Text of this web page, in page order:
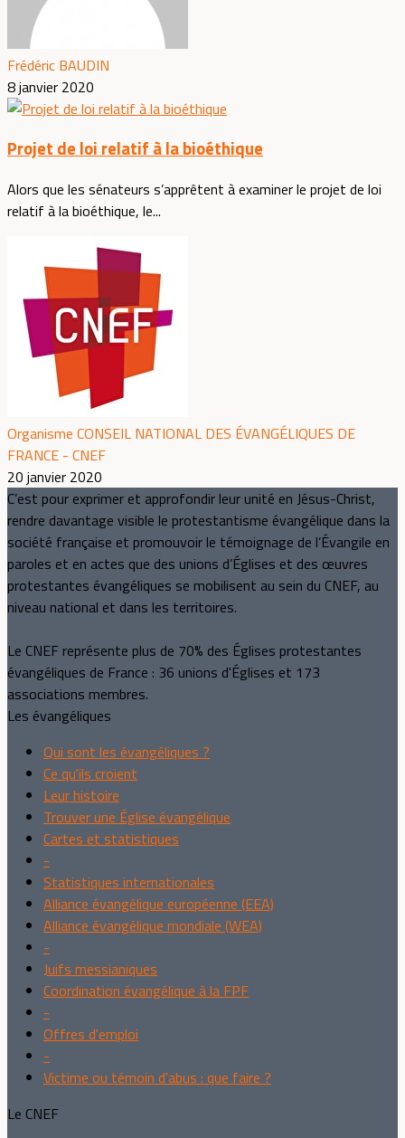
Frédéric BAUDIN
8 janvier 2020
Projet de loi relatif à la bioéthique
Alors que les sénateurs s’apprêtent à examiner le projet de loi
relatif à la bioéthique, le...
Organisme CONSEIL NATIONAL DES ÉVANGÉLIQUES DE
FRANCE - CNEF
20 janvier 2020
C’est pour exprimer et approfondir leur unité en Jésus-Christ,
rendre davantage visible le protestantisme évangélique dans la
société française et promouvoir le témoignage de l’Évangile en
paroles et en actes que des unions d’Églises et des œuvres
protestantes évangéliques se mobilisent au sein du CNEF, au
niveau national et dans les territoires.
Le CNEF représente plus de 70% des Églises protestantes
évangéliques de France : 36 unions d'Églises et 173
associations membres.
Les évangéliques
Qui sont les évangéliques ?
Ce qu'ils croient
Leur histoire
Trouver une Église évangélique
Cartes et statistiques
-
Statistiques internationales
Alliance évangélique européenne (EEA)
Alliance évangélique mondiale (WEA)
-
Juifs messianiques
Coordination évangélique à la FPF
-
Offres d'emploi
-
Victime ou témoin d'abus : que faire ?
Le CNEF